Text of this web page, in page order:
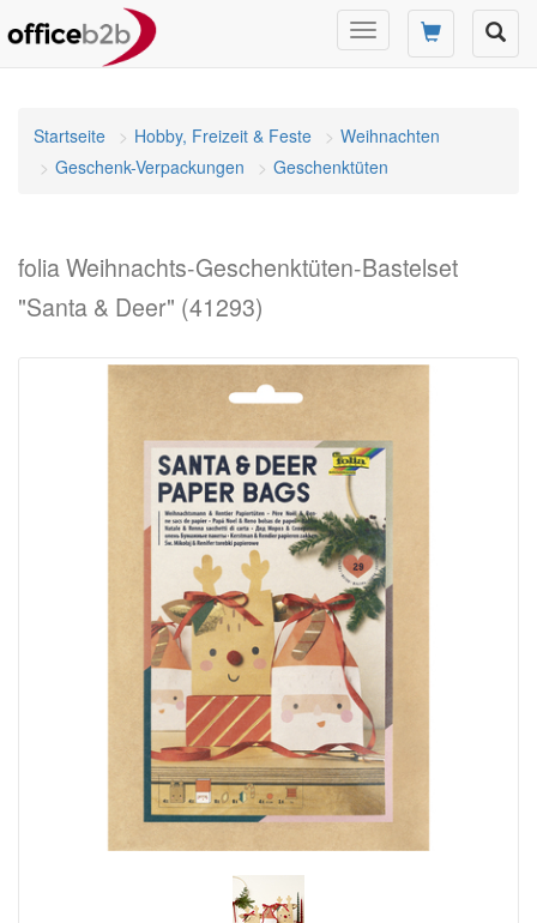
Navigation
umschalten
Startseite Hobby, Freizeit & Feste
Weihnachten
Geschenk-Verpackungen
Geschenktüten
folia Weihnachts-Geschenktüten-Bastelset
"Santa & Deer" (41293)